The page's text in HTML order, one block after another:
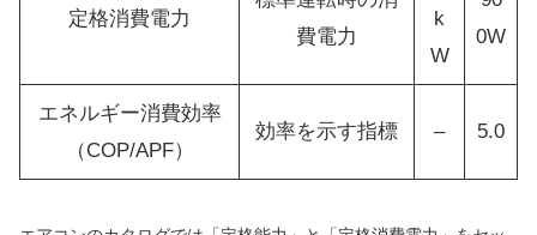
定格消費電力
費電力
k
W
0W
エネルギー消費効率
（COP/APF）
効率を示す指標 – 5.0